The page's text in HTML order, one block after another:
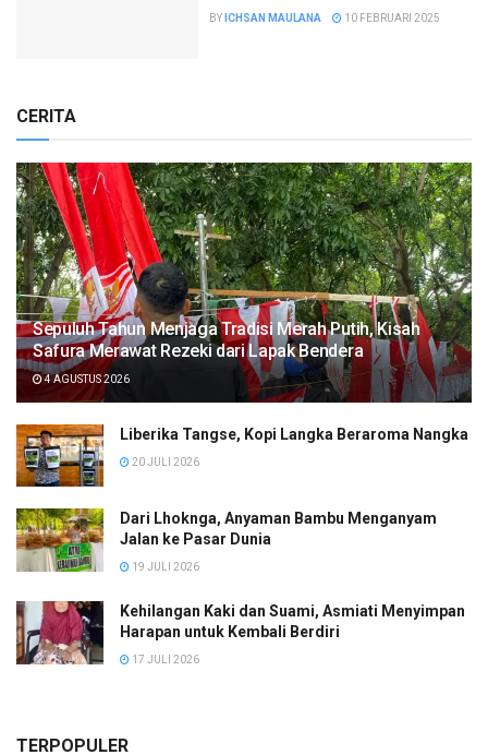
BY ICHSAN MAULANA 10 FEBRUARI 2025
CERITA
Sepuluh Tahun Menjaga Tradisi Merah Putih, Kisah
Safura Merawat Rezeki dari Lapak Bendera
4 AGUSTUS 2026
Liberika Tangse, Kopi Langka Beraroma Nangka
20 JULI 2026
Dari Lhoknga, Anyaman Bambu Menganyam
Jalan ke Pasar Dunia
19 JULI 2026
Kehilangan Kaki dan Suami, Asmiati Menyimpan
Harapan untuk Kembali Berdiri
17 JULI 2026
TERPOPULER